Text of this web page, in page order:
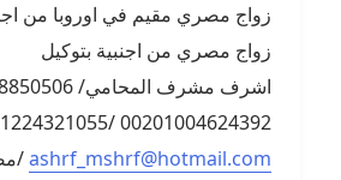
زواج مصري مقيم في اوروبا من
زواج مصري من اجنبية بتوكيل
00201004624392 /00201224321055 /
ashrf_mshrf@hotmail.com
/